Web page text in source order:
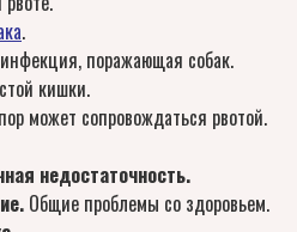
.
поражающая собак.
кишки.
может сопровождаться рвотой.
недостаточность.
Общие проблемы со здоровьем.